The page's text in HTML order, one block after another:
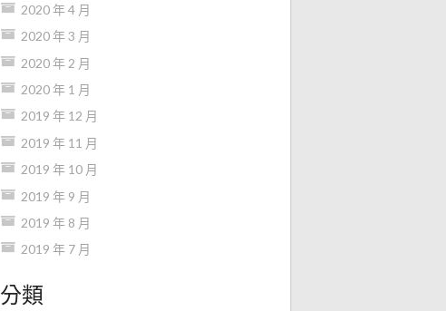
2020 年 4 月
2020 年 3 月
2020 年 2 月
2020 年 1 月
2019 年 12 月
2019 年 11 月
2019 年 10 月
2019 年 9 月
2019 年 8 月
2019 年 7 月
分類